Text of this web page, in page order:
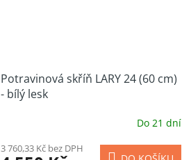
Potravinová skříň LARY 24 (60 cm)
- bílý lesk
Do 21 dní
3 760,33 Kč bez DPH